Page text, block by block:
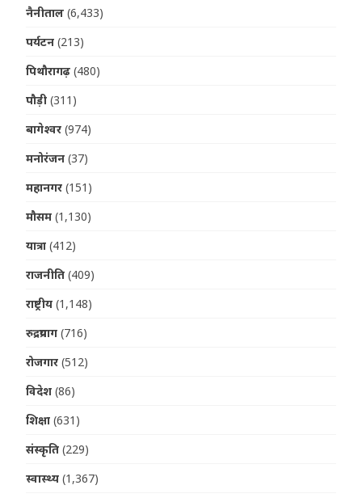
नैनीताल (6,433)
पर्यटन (213)
पिथौरागढ़ (480)
पौड़ी (311)
बागेश्वर (974)
मनोरंजन (37)
महानगर (151)
मौसम (1,130)
यात्रा (412)
राजनीति (409)
राष्ट्रीय (1,148)
रुद्रप्रयाग (716)
रोजगार (512)
विदेश (86)
शिक्षा (631)
संस्कृति (229)
स्वास्थ्य (1,367)